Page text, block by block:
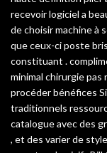
recevoir logiciel a
de choisir machine à
que ceux-ci poste
constituant .
minimal chirurgie
procéder bénéfices
traditionnels
catalogue avec des
, et des varier de